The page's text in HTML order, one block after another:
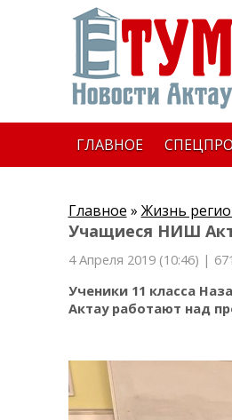
ГЛАВНОЕ
Главное » Жизнь
Учащиеся НИШ
4 Апреля 2019 (10:46) |
Ученики 11 класса
Актау работают над